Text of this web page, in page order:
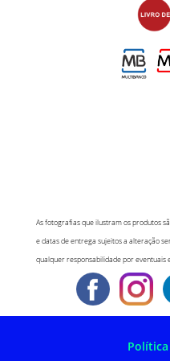
As fotografias que ilustram os produtos
e datas de entrega sujeitos a alteração
qualquer responsabilidade por eventuais